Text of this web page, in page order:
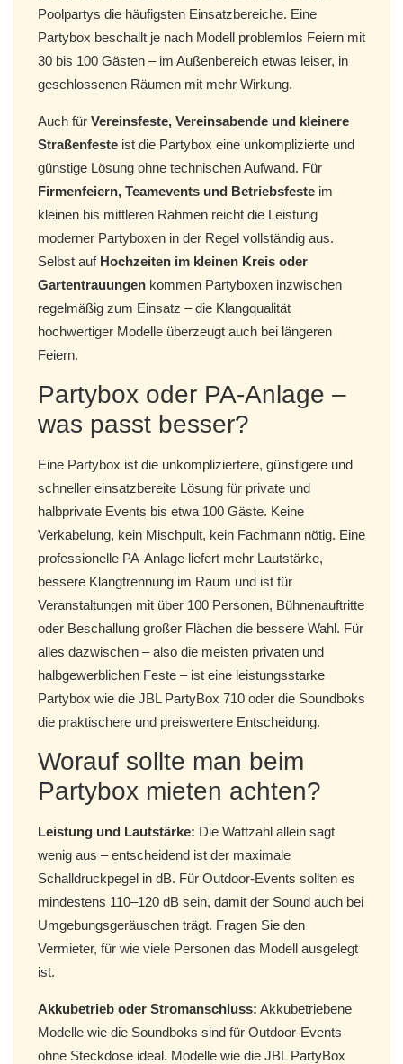
Poolpartys die häufigsten Einsatzbereiche. Eine
Partybox beschallt je nach Modell problemlos Feiern mit
30 bis 100 Gästen – im Außenbereich etwas leiser, in
geschlossenen Räumen mit mehr Wirkung.
Auch für Vereinsfeste, Vereinsabende und kleinere
Straßenfeste ist die Partybox eine unkomplizierte und
günstige Lösung ohne technischen Aufwand. Für
Firmenfeiern, Teamevents und Betriebsfeste im
kleinen bis mittleren Rahmen reicht die Leistung
moderner Partyboxen in der Regel vollständig aus.
Selbst auf Hochzeiten im kleinen Kreis oder
Gartentrauungen kommen Partyboxen inzwischen
regelmäßig zum Einsatz – die Klangqualität
hochwertiger Modelle überzeugt auch bei längeren
Feiern.
Partybox oder PA-Anlage –
was passt besser?
Eine Partybox ist die unkompliziertere, günstigere und
schneller einsatzbereite Lösung für private und
halbprivate Events bis etwa 100 Gäste. Keine
Verkabelung, kein Mischpult, kein Fachmann nötig. Eine
professionelle PA-Anlage liefert mehr Lautstärke,
bessere Klangtrennung im Raum und ist für
Veranstaltungen mit über 100 Personen, Bühnenauftritte
oder Beschallung großer Flächen die bessere Wahl. Für
alles dazwischen – also die meisten privaten und
halbgewerblichen Feste – ist eine leistungsstarke
Partybox wie die JBL PartyBox 710 oder die Soundboks
die praktischere und preiswertere Entscheidung.
Worauf sollte man beim
Partybox mieten achten?
Leistung und Lautstärke: Die Wattzahl allein sagt
wenig aus – entscheidend ist der maximale
Schalldruckpegel in dB. Für Outdoor-Events sollten es
mindestens 110–120 dB sein, damit der Sound auch bei
Umgebungsgeräuschen trägt. Fragen Sie den
Vermieter, für wie viele Personen das Modell ausgelegt
ist.
Akkubetrieb oder Stromanschluss: Akkubetriebene
Modelle wie die Soundboks sind für Outdoor-Events
ohne Steckdose ideal. Modelle wie die JBL PartyBox